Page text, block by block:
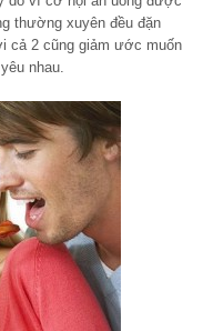
thường xuyên đều đặn
cả 2 cũng giảm ước muốn
nhau.